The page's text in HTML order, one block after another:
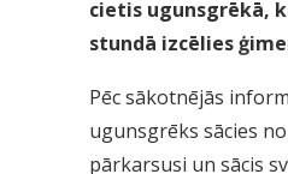
cietis ugunsgrēkā,
stundā izcēlies
Pēc sākotnējās
ugunsgrēks sācies
pārkarsusi un sācis